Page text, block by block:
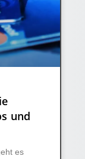
und
es